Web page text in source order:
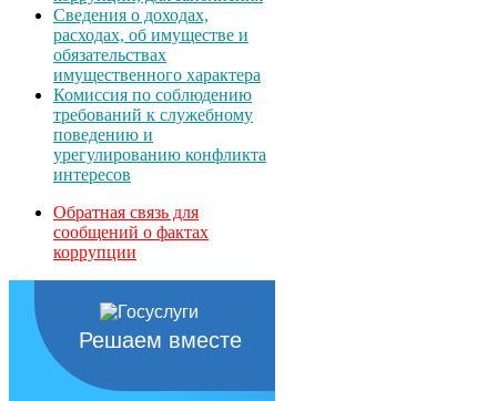
Сведения о доходах,
расходах, об имуществе и
обязательствах
имущественного характера
Комиссия по соблюдению
требований к служебному
поведению и
урегулированию конфликта
интересов
Обратная связь для
сообщений о фактах
коррупции
Решаем вместе